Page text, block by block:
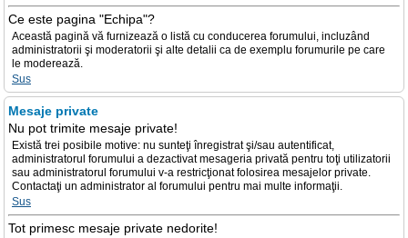
Ce este pagina "Echipa"?
Această pagină vă furnizează o listă cu conducerea forumului, incluzând
administratorii şi moderatorii şi alte detalii ca de exemplu forumurile pe care
le moderează.
Sus
Mesaje private
Nu pot trimite mesaje private!
Există trei posibile motive: nu sunteţi înregistrat şi/sau autentificat,
administratorul forumului a dezactivat mesageria privată pentru toţi utilizatorii
sau administratorul forumului v-a restricţionat folosirea mesajelor private.
Contactaţi un administrator al forumului pentru mai multe informaţii.
Sus
Tot primesc mesaje private nedorite!